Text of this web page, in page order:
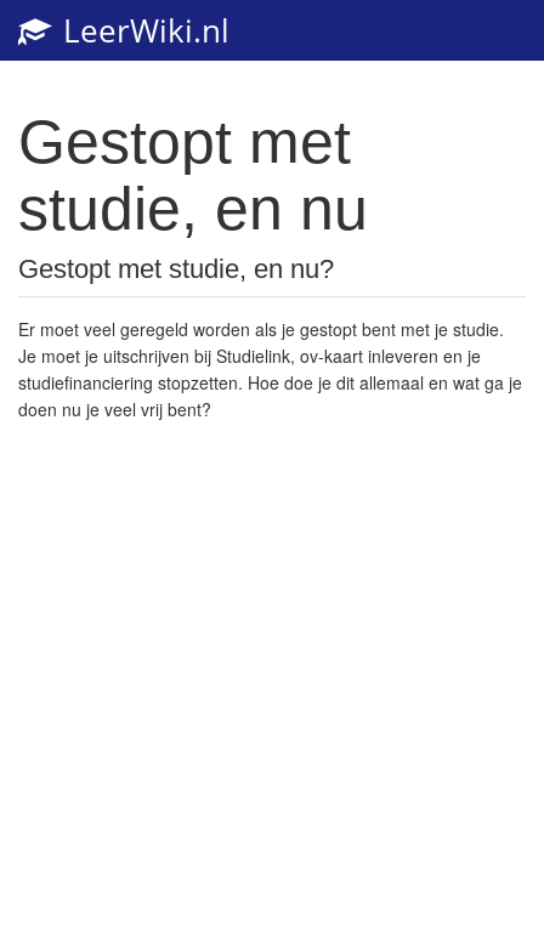
LeerWiki.nl
Gestopt met
studie, en nu
Gestopt met studie, en nu?
Er moet veel geregeld worden als je gestopt bent met je studie.
Je moet je uitschrijven bij Studielink, ov-kaart inleveren en je
studiefinanciering stopzetten. Hoe doe je dit allemaal en wat ga je
doen nu je veel vrij bent?